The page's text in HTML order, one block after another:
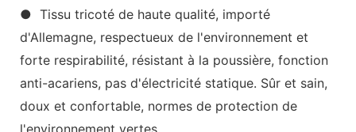
● Tissu tricoté de haute qualité, importé
d'Allemagne, respectueux de l'environnement et
forte respirabilité, résistant à la poussière, fonction
anti-acariens, pas d'électricité statique. Sûr et sain,
doux et confortable, normes de protection de
l'environnement vertes.